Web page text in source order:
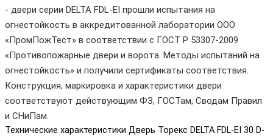
- двери серии DELTA FDL-EI прошли испытания на
огнестойкость в аккредитованной лаборатории ООО
«ПромПожТест» в соответствии с ГОСТ Р 53307-2009
«Противопожарные двери и ворота. Методы испытаний на
огнестойкость» и получили сертификаты соответствия.
Конструкция, маркировка и характеристики двери
соответствуют действующим ФЗ, ГОСТам, Сводам Правил
и СНиПам.
Технические характеристики Дверь Торекс DELTA FDL-EI 30 D-